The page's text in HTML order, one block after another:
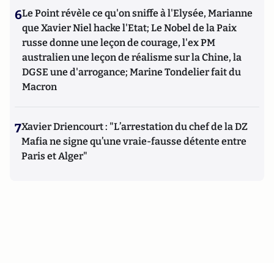
6Le Point révèle ce qu'on sniffe à l'Elysée, Marianne
que Xavier Niel hacke l'Etat; Le Nobel de la Paix
russe donne une leçon de courage, l'ex PM
australien une leçon de réalisme sur la Chine, la
DGSE une d'arrogance; Marine Tondelier fait du
Macron
7Xavier Driencourt : "L’arrestation du chef de la DZ
Mafia ne signe qu’une vraie-fausse détente entre
Paris et Alger"